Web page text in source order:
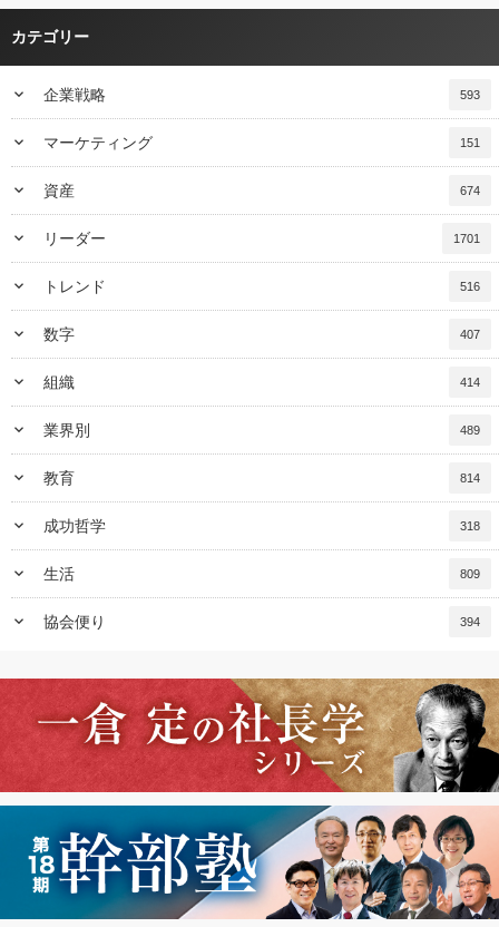
カテゴリー
keyboard_arrow_down 企業戦略 593
keyboard_arrow_down マーケティング 151
keyboard_arrow_down 資産 674
keyboard_arrow_down リーダー 1701
keyboard_arrow_down トレンド 516
keyboard_arrow_down 数字 407
keyboard_arrow_down 組織 414
keyboard_arrow_down 業界別 489
keyboard_arrow_down 教育 814
keyboard_arrow_down 成功哲学 318
keyboard_arrow_down 生活 809
keyboard_arrow_down 協会便り 394